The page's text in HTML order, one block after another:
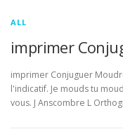
ALL
imprimer
imprimer Conjuguer
l'indicatif. Je mouds tu
vous. J Anscombre L